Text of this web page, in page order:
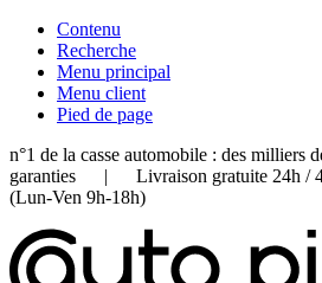
Contenu
Recherche
Menu principal
Menu client
Pied de page
n°1 de la casse automobile : des milliers
garanties | Livraison gratuite 24h
(Lun-Ven 9h-18h)